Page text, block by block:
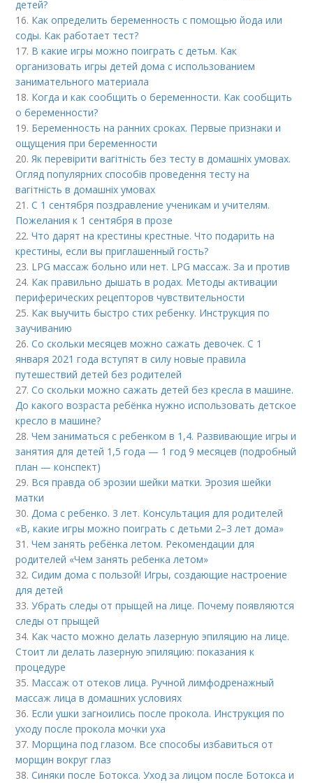
детей?
16. Как определить беременность с помощью йода или
соды. Как работает тест?
17. В какие игры можно поиграть с детьм. Как
организовать игры детей дома с использованием
занимательного материала
18. Когда и как сообщить о беременности. Как сообщить
о беременности?
19. Беременность на ранних сроках. Первые признаки и
ощущения при беременности
20.Як перевірити вагітність без тесту в домашніх умовах.
Огляд популярних способів проведення тесту на
вагітність в домашніх умовах
21.С 1 сентября поздравление ученикам и учителям.
Пожелания к 1 сентября в прозе
22.Что дарят на крестины крестные. Что подарить на
крестины, если вы приглашенный гость?
23. LPG массаж больно или нет. LPG массаж. За и против
24. Как правильно дышать в родах. Методы активации
периферических рецепторов чувствительности
25. Как выучить быстро стих ребенку. Инструкция по
заучиванию
26.Со скольки месяцев можно сажать девочек. С 1
января 2021 года вступят в силу новые правила
путешествий детей без родителей
27.Со скольки можно сажать детей без кресла в машине.
До какого возраста ребёнка нужно использовать детское
кресло в машине?
28.Чем заниматься с ребенком в 1,4. Развивающие игры и
занятия для детей 1,5 года — 1 год 9 месяцев (подробный
план — конспект)
29. Вся правда об эрозии шейки матки. Эрозия шейки
матки
30.Дома с ребенко. 3 лет. Консультация для родителей
«В, какие игры можно поиграть с детьми 2–3 лет дома»
31.Чем занять ребёнка летом. Рекомендации для
родителей «Чем занять ребенка летом»
32.Сидим дома с пользой! Игры, создающие настроение
для детей
33.Убрать следы от прыщей на лице. Почему появляются
следы от прыщей
34. Как часто можно делать лазерную эпиляцию на лице.
Стоит ли делать лазерную эпиляцию: показания к
процедуре
35. Массаж от отеков лица. Ручной лимфодренажный
массаж лица в домашних условиях
36. Если ушки загноились после прокола. Инструкция по
уходу после прокола мочки уха
37. Морщина под глазом. Все способы избавиться от
морщин вокруг глаз
38.Синяки после Ботокса. Уход за лицом после Ботокса и